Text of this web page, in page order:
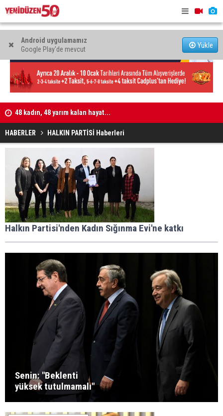
Android uygulamamız
Google Play'de mevcut
Yükle
48 kadın, 48 yarım kalan hayat...
HABERLER HALKIN PARTİSİ Haberleri
Halkın Partisi'nden Kadın Sığınma Evi'ne katkı
Senin: "Beklenti
yüksek tutulmamalı"